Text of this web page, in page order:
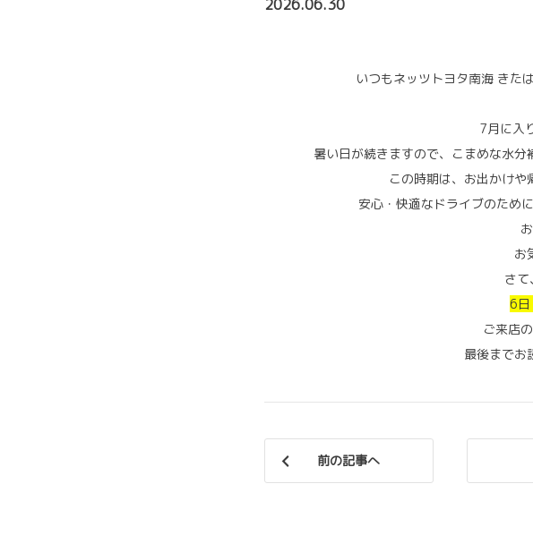
2026.06.30
いつもネッツトヨタ南海 きた
7月に入
暑い日が続きますので、こまめな水
この時期は、お出かけ
安心・快適なドライブのため
お
さて
6
ご来店
最後までお
前の記事へ